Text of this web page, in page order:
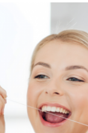
dientes
el verano